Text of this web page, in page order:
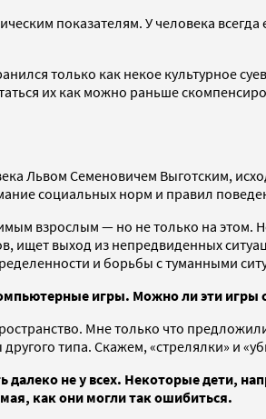
показателям. У человека
только как некое культурное
их как можно раньше
Львом Семеновичем Выготским,
социальных норм и правил
взрослым — но не только на этом.
ищет выход из непредвиденных
и борьбы с туманными
игры. Можно ли эти игры
Мне только что
типа. Скажем, «стрелялки» и
не у всех. Некоторые дети,
как они могли так ошибиться.